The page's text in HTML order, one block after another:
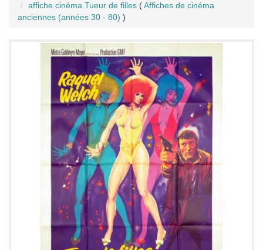
affiche cinéma Tueur de filles (Affiches de cinéma
anciennes (années 30 - 80) )